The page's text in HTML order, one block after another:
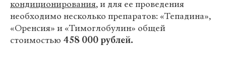
кондиционирования, и для ее проведения
необходимо несколько препаратов: «Тепадина»,
«Оренсия» и «Тимоглобулин» общей
стоимостью 458 000 рублей.